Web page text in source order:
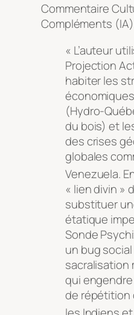
Commentaire
Compléments (IA)
« L’auteur
Projection
habiter les
(Hydro-
du bois) et
des crises
globales
Venezuela.
« lien divin »
substituer
étatique
Sonde
un bug social
sacralisation
qui
de répétition